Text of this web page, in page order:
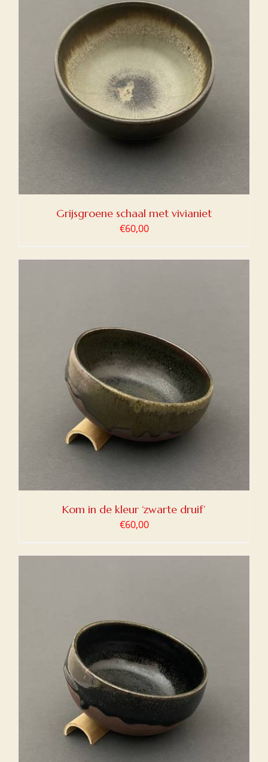
Grijsgroene schaal met vivianiet
€60,00
Kom in de kleur ‘zwarte druif’
€60,00